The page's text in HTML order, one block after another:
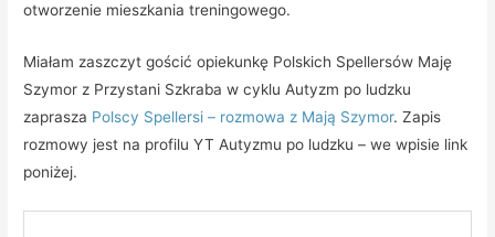
otworzenie mieszkania treningowego.
Miałam zaszczyt gościć opiekunkę Polskich Spellersów Maję
Szymor z Przystani Szkraba w cyklu Autyzm po ludzku
zaprasza Polscy Spellersi – rozmowa z Mają Szymor. Zapis
rozmowy jest na profilu YT Autyzmu po ludzku – we wpisie link
poniżej.